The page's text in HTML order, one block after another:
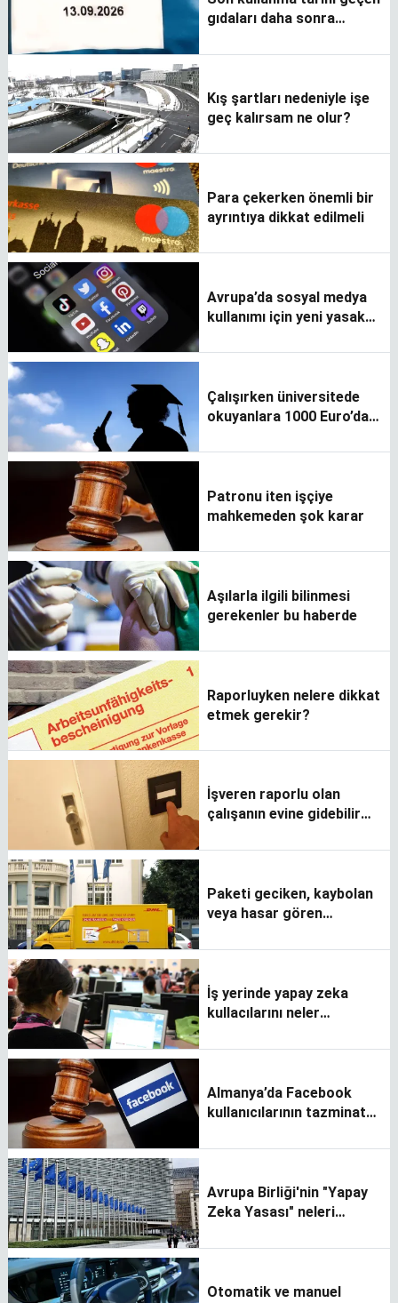
gıdaları daha sonra
Kış şartları nedeniyle işe
geç kalırsam ne olur?
Para çekerken önemli bir
ayrıntıya dikkat edilmeli
Avrupa’da sosyal medya
kullanımı için yeni yasak
Çalışırken üniversitede
okuyanlara 1000 Euro’dan
Patronu iten işçiye
mahkemeden şok karar
Aşılarla ilgili bilinmesi
gerekenler bu haberde
Raporluyken nelere dikkat
etmek gerekir?
İşveren raporlu olan
çalışanın evine gidebilir
Paketi geciken, kaybolan
veya hasar gören
okusun
İş yerinde yapay zeka
kullacılarını neler
Almanya’da Facebook
kullanıcılarının tazminat
Avrupa Birliği'nin "Yapay
Zeka Yasası" neleri
Otomatik ve manuel